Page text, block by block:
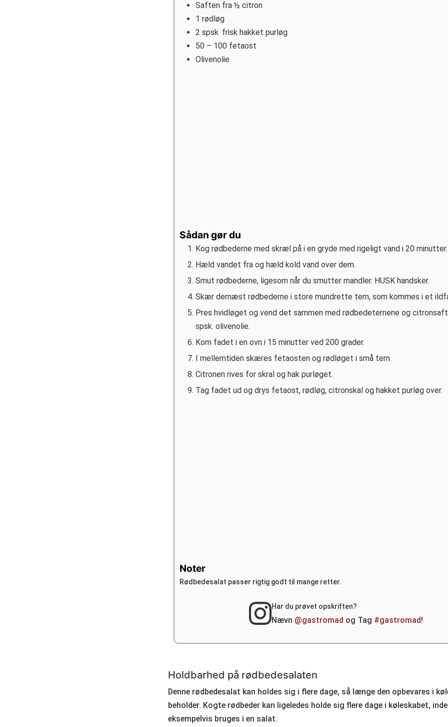
Saften fra ½ citron
1 rødløg
2 spsk. frisk hakket purløg
50 – 100 fetaost
Olivenolie
Sådan gør du
Kog rødbederne med skræl på i en gryde med rigeligt vand i 20 minutter.
Hæld vandet fra og hæld kold vand over dem.
Smut rødbederne, ligesom når du smutter mandler. HUSK handsker.
Skær dernæst rødbederne i store mundrette tern, som kommes i et
Pres hvidløget og vend det sammen med rødbedeternene og
spsk. olivenolie.
Kom fadet i en ovn i 15 minutter ved 200 grader.
I mellemtiden skæres fetaosten og rødløget i små tern.
Citronen rives for skral og hak purløget.
Tag fadet ud og drys fetaost, rødløg, citronskal og hakket purløg over.
Noter
Rødbedesalat passer rigtig godt til mange retter.
Har du prøvet opskriften?
Nævn @gastromad og Tag #gastromad!
Holdbarhed på rødbedesalaten
Denne rødbedesalat kan holdes sig i flere dage, så længe den opbevares i
beholder. Kogte rødbeder kan ligeledes holde sig flere dage i køleskabet,
eksempelvis bruges i en salat.